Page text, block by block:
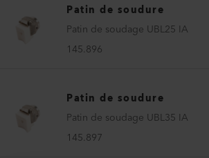
Patin de soudure
Patin de soudage UBL25 IA
145.896
Patin de soudure
Patin de soudage UBL35 IA
145.897